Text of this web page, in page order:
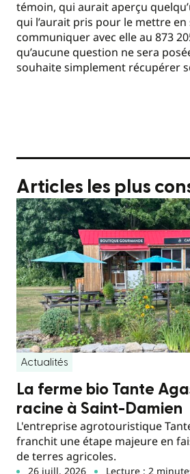
témoin, qui aurait aperçu
qui l’aurait pris pour le mettre en
communiquer avec elle au 873
qu’aucune question ne sera
souhaite simplement récupérer
Articles les plus
Actualités
La ferme bio Tante
racine à Saint-Damien
L'entreprise agrotouristique
franchit une étape majeure en
de terres agricoles.
26 juill. 2026 Lecture : 2